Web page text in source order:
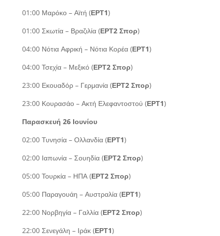
01:00 Μαρόκο – Αϊτή (ΕΡΤ1)
01:00 Σκωτία – Βραζιλία (ΕΡΤ2 Σπορ)
04:00 Νότια Αφρική – Νότια Κορέα (ΕΡΤ1)
04:00 Τσεχία – Μεξικό (ΕΡΤ2 Σπορ)
23:00 Εκουαδόρ – Γερμανία (ΕΡΤ2 Σπορ)
23:00 Κουρασάο – Ακτή Ελεφαντοστού (ΕΡΤ1)
Παρασκευή 26 Ιουνίου
02:00 Τυνησία – Ολλανδία (ΕΡΤ1)
02:00 Ιαπωνία – Σουηδία (ΕΡΤ2 Σπορ)
05:00 Τουρκία – ΗΠΑ (ΕΡΤ2 Σπορ)
05:00 Παραγουάη – Αυστραλία (ΕΡΤ1)
22:00 Νορβηγία – Γαλλία (ΕΡΤ2 Σπορ)
22:00 Σενεγάλη – Ιράκ (ΕΡΤ1)